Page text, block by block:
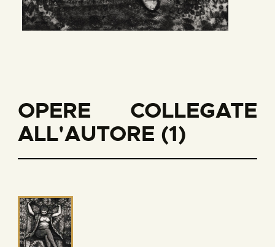
OPERE COLLEGATE
ALL'AUTORE (1)